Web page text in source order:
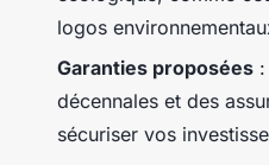
logos
Garanties proposées
décennales et des
sécuriser vos